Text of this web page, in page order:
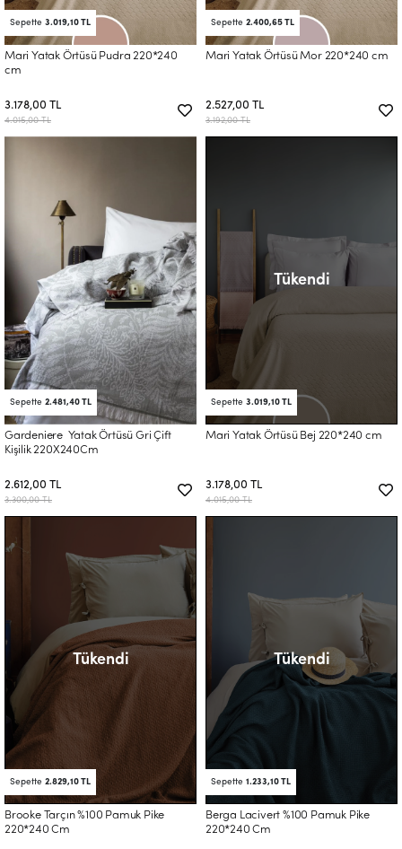
Sepette 3.019,10 TL
Mari Yatak Örtüsü Pudra 220*240
cm
3.178,00 TL
4.015,00 TL
Sepette 2.400,65 TL
Mari Yatak Örtüsü Mor 220*240 cm
2.527,00 TL
3.192,00 TL
Sepette 2.481,40 TL
Gardeniere Yatak Örtüsü Gri Çift
Kişilik 220X240Cm
2.612,00 TL
3.300,00 TL
Sepette 3.019,10 TL
Tükendi
Mari Yatak Örtüsü Bej 220*240 cm
3.178,00 TL
4.015,00 TL
Sepette 2.829,10 TL
Tükendi
Brooke Tarçın %100 Pamuk Pike
220*240 Cm
Sepette 1.233,10 TL
Tükendi
Berga Lacivert %100 Pamuk Pike
220*240 Cm